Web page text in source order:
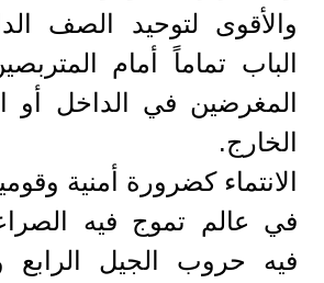
والأقوى لتوحيد الصف
الباب تماماً أمام
المغرضين في الداخل أو
الخارج.
​الانتماء كضرورة أمنية
​في عالم تموج فيه
فيه حروب الجيل